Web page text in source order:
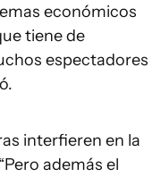
económicos
tiene de
espectadores
interfieren en la
además el